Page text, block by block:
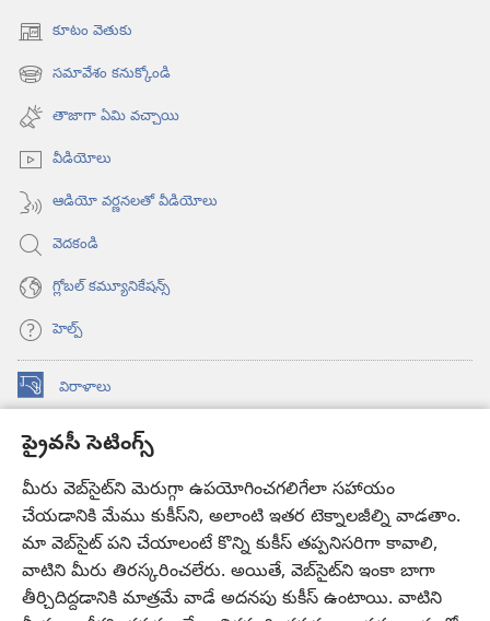
ప్రైవసీ సెటింగ్స్
మీరు వెబ్‌సైట్‌ని మెరుగ్గా ఉపయోగించగలిగేలా సహాయం
చేయడానికి మేము కుకీస్‌ని, అలాంటి ఇతర టెక్నాలజీల్ని వాడతాం.
మా వెబ్‌సైట్‌ పని చేయాలంటే కొన్ని కుకీస్‌ తప్పనిసరిగా కావాలి,
వాటిని మీరు తిరస్కరించలేరు. అయితే, వెబ్‌సైట్‌ని ఇంకా బాగా
తీర్చిదిద్దడానికి మాత్రమే వాడే అదనపు కుకీస్‌ ఉంటాయి. వాటిని
కూటం వెతుకు
(కొత్త
విండో
ఓపెన్‌
అవుతుంది)
సమావేశం కనుక్కోండి
(కొత్త
విండో
ఓపెన్‌
అవుతుంది)
తాజాగా ఏమి వచ్చాయి
వీడియోలు
ఆడియో వర్ణనలతో వీడియోలు
వెదకండి
గ్లోబల్‌ కమ్యూనికేషన్స్‌
హెల్ప్‌
విరాళాలు
(కొత్త
ఓపెన్‌ కావలికోట ఆన్‌లైన్‌ లైబ్రరీ
(కొత్త
విండో
ఓపెన్‌
అవుతుంది)
JW Hub®
(కొత్త
విండో
ఓపెన్‌
అవుతుంది)
JW లైబ్రరీ
కావలికోట లైబ్రరీ